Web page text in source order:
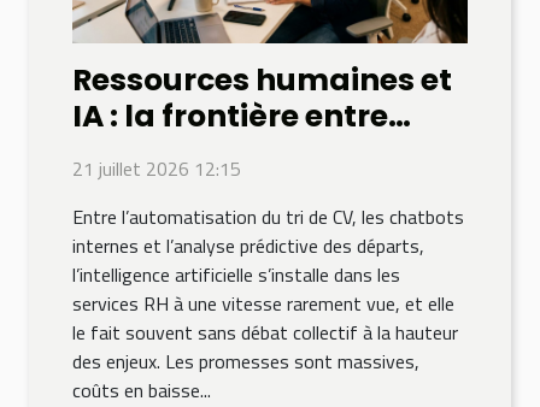
Ressources humaines et
IA : la frontière entre
optimisation et
déshumanisation
21 juillet 2026 12:15
Entre l’automatisation du tri de CV, les chatbots
internes et l’analyse prédictive des départs,
l’intelligence artificielle s’installe dans les
services RH à une vitesse rarement vue, et elle
le fait souvent sans débat collectif à la hauteur
des enjeux. Les promesses sont massives,
coûts en baisse...